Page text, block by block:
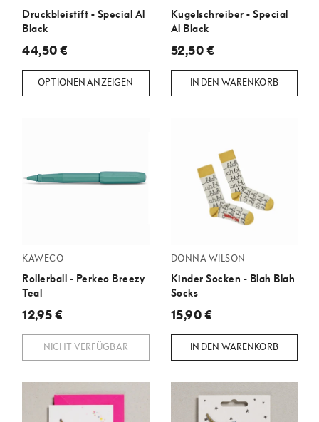
Druckbleistift - Special Al
Black
44,50 €
OPTIONEN ANZEIGEN
Kugelschreiber - Special
Al Black
52,50 €
IN DEN WARENKORB
KAWECO
Rollerball - Perkeo Breezy
Teal
12,95 €
NICHT VERFÜGBAR
DONNA WILSON
Kinder Socken - Blah Blah
Socks
15,90 €
IN DEN WARENKORB